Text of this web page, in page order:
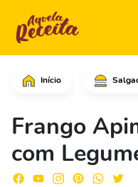
Início
Frango
com
Comece